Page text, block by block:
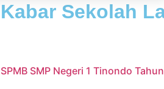
Kabar Sekolah
SPMB SMP Negeri 1 Tinondo